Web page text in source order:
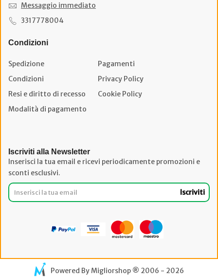
Messaggio immediato
3317778004
Condizioni
Spedizione
Pagamenti
Condizioni
Privacy Policy
Resi e diritto di recesso
Cookie Policy
Modalità di pagamento
Iscriviti alla Newsletter
Inserisci la tua email e ricevi periodicamente promozioni e
sconti esclusivi.
Iscriviti
Powered ByMigliorshop® 2006 - 2026